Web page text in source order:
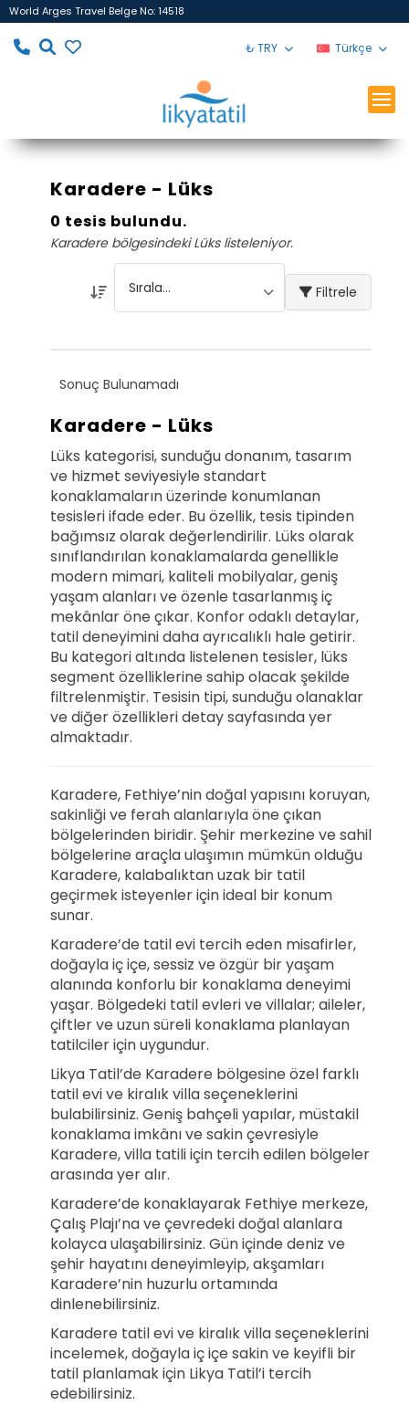
World Arges Travel Belge No: 14518
₺ TRY Türkçe
Karadere - Lüks
0 tesis bulundu.
Karadere bölgesindeki Lüks listeleniyor.
Filtrele
Sonuç Bulunamadı
Karadere - Lüks
Lüks kategorisi, sunduğu donanım, tasarım
ve hizmet seviyesiyle standart
konaklamaların üzerinde konumlanan
tesisleri ifade eder. Bu özellik, tesis tipinden
bağımsız olarak değerlendirilir. Lüks olarak
sınıflandırılan konaklamalarda genellikle
modern mimari, kaliteli mobilyalar, geniş
yaşam alanları ve özenle tasarlanmış iç
mekânlar öne çıkar. Konfor odaklı detaylar,
tatil deneyimini daha ayrıcalıklı hale getirir.
Bu kategori altında listelenen tesisler, lüks
segment özelliklerine sahip olacak şekilde
filtrelenmiştir. Tesisin tipi, sunduğu olanaklar
ve diğer özellikleri detay sayfasında yer
almaktadır.
Karadere, Fethiye’nin doğal yapısını koruyan,
sakinliği ve ferah alanlarıyla öne çıkan
bölgelerinden biridir. Şehir merkezine ve sahil
bölgelerine araçla ulaşımın mümkün olduğu
Karadere, kalabalıktan uzak bir tatil
geçirmek isteyenler için ideal bir konum
sunar.
Karadere’de tatil evi tercih eden misafirler,
doğayla iç içe, sessiz ve özgür bir yaşam
alanında konforlu bir konaklama deneyimi
yaşar. Bölgedeki tatil evleri ve villalar; aileler,
çiftler ve uzun süreli konaklama planlayan
tatilciler için uygundur.
Likya Tatil’de Karadere bölgesine özel farklı
tatil evi ve kiralık villa seçeneklerini
bulabilirsiniz. Geniş bahçeli yapılar, müstakil
konaklama imkânı ve sakin çevresiyle
Karadere, villa tatili için tercih edilen bölgeler
arasında yer alır.
Karadere’de konaklayarak Fethiye merkeze,
Çalış Plajı’na ve çevredeki doğal alanlara
kolayca ulaşabilirsiniz. Gün içinde deniz ve
şehir hayatını deneyimleyip, akşamları
Karadere’nin huzurlu ortamında
dinlenebilirsiniz.
Karadere tatil evi ve kiralık villa seçeneklerini
incelemek, doğayla iç içe sakin ve keyifli bir
tatil planlamak için Likya Tatil’i tercih
edebilirsiniz.